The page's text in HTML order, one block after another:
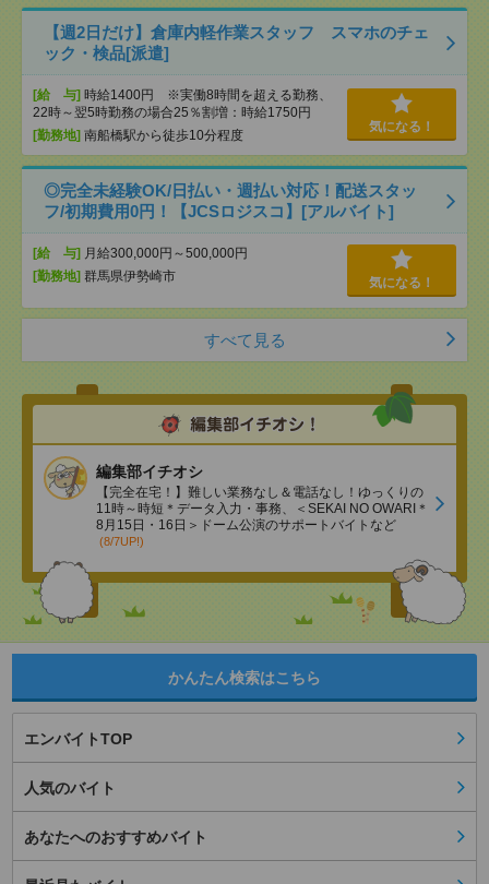
【週2日だけ】倉庫内軽作業スタッフ スマホのチェ
ック・検品[派遣]
[給 与] 時給1400円 ※実働8時間を超える勤務、
22時～翌5時勤務の場合25％割増：時給1750円
[勤務地] 南船橋駅から徒歩10分程度
気になる！
◎完全未経験OK/日払い・週払い対応！配送スタッ
フ/初期費用0円！【JCSロジスコ】[アルバイト]
[給 与] 月給300,000円～500,000円
[勤務地] 群馬県伊勢崎市 気になる！
すべて見る
編集部イチオシ
【完全在宅！】難しい業務なし＆電話なし！ゆっくりの
11時～時短＊データ入力・事務、＜SEKAI NO OWARI＊
8月15日・16日＞ドーム公演のサポートバイトなど
(8/7UP!)
かんたん検索はこちら
エンバイトTOP
人気のバイト
あなたへのおすすめバイト